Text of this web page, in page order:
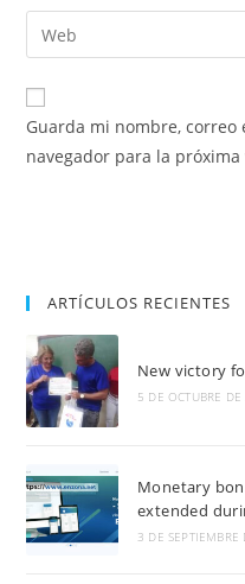
de
usuario
para
comentar
dirección
de
electrónico
para
comentar
Introduce
la
URL
de
Guarda mi nombre, correo
navegador para la
ARTÍCULOS RECIENTES
New victory
5 DE OCTUBRE
Monetary
extended
3 DE